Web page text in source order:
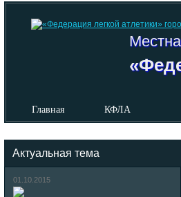
Главная КФЛА
Актуальная тема
01.10.2015